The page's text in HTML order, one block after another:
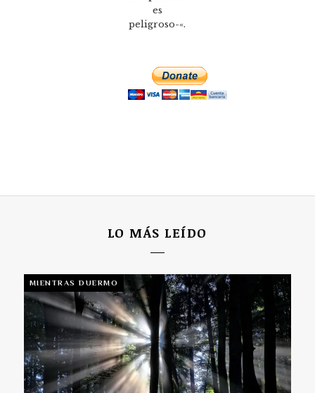
es
peligroso-«.
LO MÁS LEÍDO
MIENTRAS DUERMO